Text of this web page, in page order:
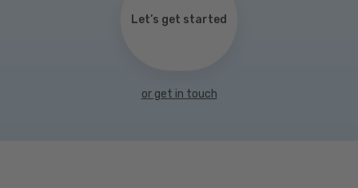
Let’s get started
or get in touch